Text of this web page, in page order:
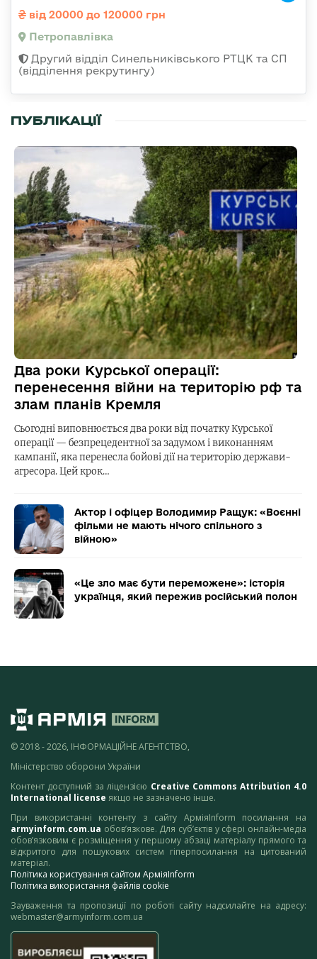
від 20000 до 120000 грн
Петропавлівка
Другий відділ Синельниківського РТЦК та СП
(відділення рекрутингу)
ПУБЛІКАЦІЇ
Два роки Курської операції:
перенесення війни на територію рф та
злам планів Кремля
Сьогодні виповнюється два роки від початку Курської
операції — безпрецедентної за задумом і виконанням
кампанії, яка перенесла бойові дії на територію держави-
агресора. Цей крок…
Актор і офіцер Володимир Ращук: «Воєнні
фільми не мають нічого спільного з
війною»
«Це зло має бути переможене»: історія
українця, який пережив російський полон
© 2018 - 2026, ІНФОРМАЦІЙНЕ АГЕНТСТВО,
Міністерство оборони України
Контент доступний за ліцензією Creative Commons Attribution 4.0
International license якщо не зазначено інше.
При використанні контенту з сайту АрміяInform посилання на
armyinform.com.ua обов’язкове. Для суб’єктів у сфері онлайн-медіа
обов’язковим є розміщення у першому абзаці матеріалу прямого та
відкритого для пошукових систем гіперпосилання на цитований
матеріал.
Політика користування сайтом АрміяInform
Політика використання файлів cookie
Зауваження та пропозиції по роботі сайту надсилайте на адресу:
webmaster@armyinform.com.ua